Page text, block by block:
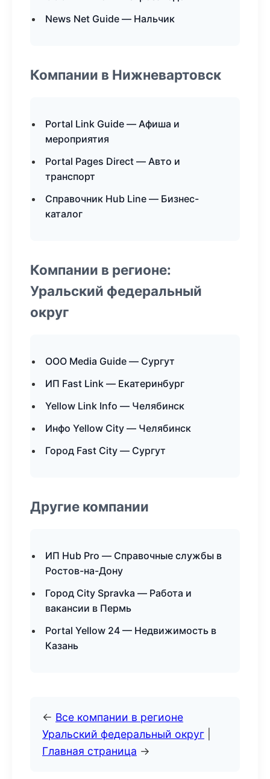
News Net Guide — Нальчик
Компании в Нижневартовск
Portal Link Guide — Афиша и
мероприятия
Portal Pages Direct — Авто и
транспорт
Справочник Hub Line — Бизнес-
каталог
Компании в регионе:
Уральский федеральный
округ
ООО Media Guide — Сургут
ИП Fast Link — Екатеринбург
Yellow Link Info — Челябинск
Инфо Yellow City — Челябинск
Город Fast City — Сургут
Другие компании
ИП Hub Pro — Справочные службы в
Ростов-на-Дону
Город City Spravka — Работа и
вакансии в Пермь
Portal Yellow 24 — Недвижимость в
Казань
← Все компании в регионе
Уральский федеральный округ
Главная страница →